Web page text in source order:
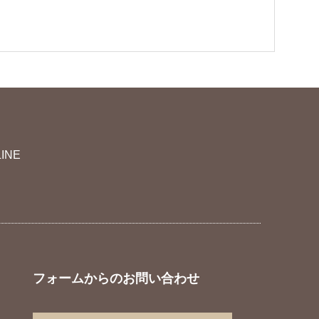
フォームからのお問い合わせ